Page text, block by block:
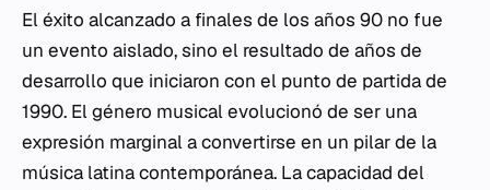
El éxito alcanzado a finales de los años 90 no fue
un evento aislado, sino el resultado de años de
desarrollo que iniciaron con el punto de partida de
1990. El género musical evolucionó de ser una
expresión marginal a convertirse en un pilar de la
música latina contemporánea. La capacidad del